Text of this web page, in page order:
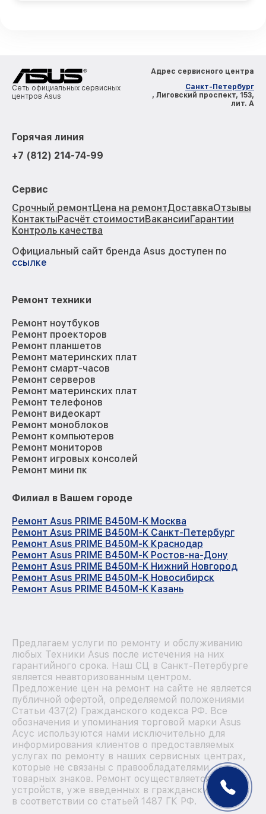
Сеть официальных сервисных
центров Asus
Адрес сервисного центра
Санкт-Петербург
, Лиговский проспект, 153,
лит. А
Горячая линия
+7 (812) 214-74-99
Сервис
Срочный ремонтЦена на ремонтДоставкаОтзывы
КонтактыРасчёт стоимостиВакансииГарантии
Контроль качества
Официальный сайт бренда Asus доступен по
ссылке
Ремонт техники
Ремонт ноутбуков
Ремонт проекторов
Ремонт планшетов
Ремонт материнских плат
Ремонт смарт-часов
Ремонт серверов
Ремонт материнских плат
Ремонт телефонов
Ремонт видеокарт
Ремонт моноблоков
Ремонт компьютеров
Ремонт мониторов
Ремонт игровых консолей
Ремонт мини пк
Филиал в Вашем городе
Ремонт Asus PRIME B450M-K Москва
Ремонт Asus PRIME B450M-K Санкт-Петербург
Ремонт Asus PRIME B450M-K Краснодар
Ремонт Asus PRIME B450M-K Ростов-на-Дону
Ремонт Asus PRIME B450M-K Нижний Новгород
Ремонт Asus PRIME B450M-K Новосибирск
Ремонт Asus PRIME B450M-K Казань
Предлагаем услуги по ремонту и обслуживанию
любых Техники Asus после истечения на них
гарантийного срока. Наш СЦ в Санкт-Петербурге
является неавторизованным центром.
Предложение цен на ремонт на сайте не является
публичной офертой, определяемой положениями
Статьи 437(2) Гражданского кодекса РФ. Все
обозначения и упоминания торговой марки Asus
Асус используются нами исключительно для
информирования клиентов о предоставляемых
услугах по ремонту в наших сервисных центрах,
которые не связаны с правообладателями
товарных знаков. Ремонт осуществляется для
устройств, уже введенных в гражданский оборот
в соответствии со статьей 1487 ГК РФ.